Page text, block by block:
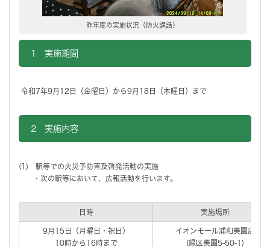
昨年度の実施状況（防火講話）
1 実施期間
令和7年9月12日（金曜日）から9月18日（木曜日）まで
2 実施内容
(1) 駅等での火災予防普及啓発活動の実施
・次の駅等において、広報活動を行います。
日時 実施場所
9月15日（月曜日・祝日）
10時から16時まで
イオンモール浦和美園店
(緑区美園5-50-1)